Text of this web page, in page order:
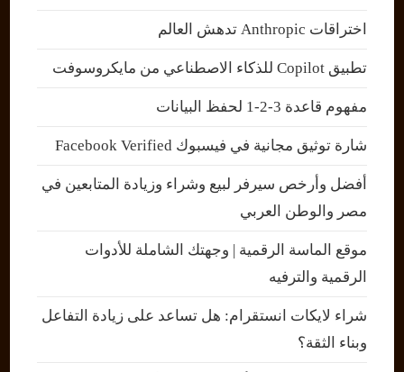
اختراقات Anthropic تدهش العالم
تطبيق Copilot للذكاء الاصطناعي من مايكروسوفت
مفهوم قاعدة 3-2-1 لحفظ البيانات
شارة توثيق مجانية في فيسبوك Facebook Verified
أفضل وأرخص سيرفر لبيع وشراء وزيادة المتابعين في
مصر والوطن العربي
موقع الماسة الرقمية | وجهتك الشاملة للأدوات
الرقمية والترفيه
شراء لايكات انستقرام: هل تساعد على زيادة التفاعل
وبناء الثقة؟